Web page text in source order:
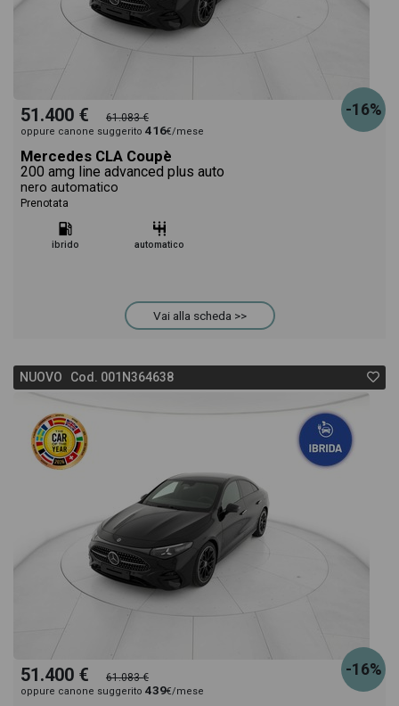
-16%
51.400 € 61.083 €
oppure canone suggerito 416€/mese
Mercedes CLA Coupè
200 amg line advanced plus auto
nero automatico
Prenotata
ibrido automatico
Vai alla scheda >>
NUOVO Cod. 001N364638
-16%
51.400 € 61.083 €
oppure canone suggerito 439€/mese